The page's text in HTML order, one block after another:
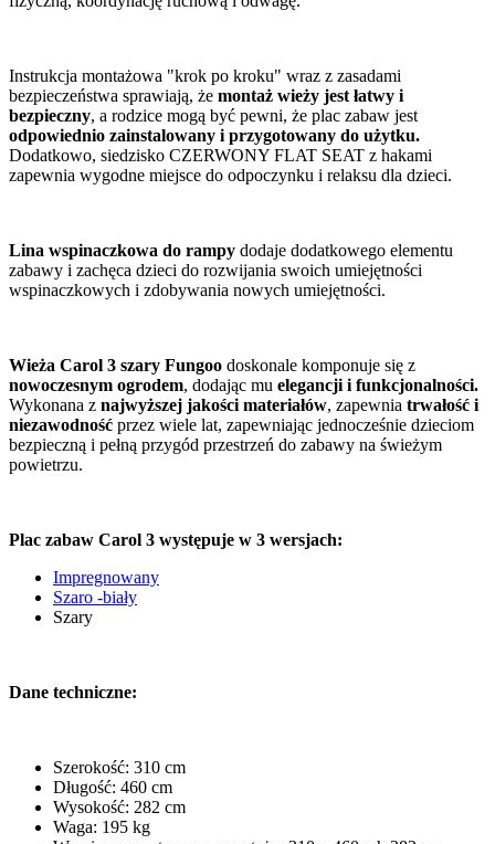
Instrukcja montażowa "krok po kroku" wraz z zasadami
bezpieczeństwa sprawiają, że montaż wieży jest łatwy i
bezpieczny, a rodzice mogą być pewni, że plac zabaw jest
odpowiednio zainstalowany i przygotowany do użytku.
Dodatkowo, siedzisko CZERWONY FLAT SEAT z hakami
zapewnia wygodne miejsce do odpoczynku i relaksu dla dzieci.
Lina wspinaczkowa do rampy dodaje dodatkowego elementu
zabawy i zachęca dzieci do rozwijania swoich umiejętności
wspinaczkowych i zdobywania nowych umiejętności.
Wieża Carol 3 szary Fungoo doskonale komponuje się z
nowoczesnym ogrodem, dodając mu elegancji i funkcjonalności.
Wykonana z najwyższej jakości materiałów, zapewnia trwałość i
niezawodność przez wiele lat, zapewniając jednocześnie dzieciom
bezpieczną i pełną przygód przestrzeń do zabawy na świeżym
powietrzu.
Plac zabaw Carol 3 występuje w 3 wersjach:
Impregnowany
Szaro -biały
Szary
Dane techniczne:
Szerokość: 310 cm
Długość: 460 cm
Wysokość: 282 cm
Waga: 195 kg